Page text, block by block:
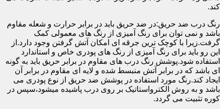
کند.
رنگ درب ضد حریق:در ضد حریق باید در برابر حرارت و شعله مقاوم
باشد و نمی توان برای رنگ آمیزی از رنگ های معمولی کمک
گرفت.زیرا با کوچک ترین جرقه ای امکان آتش گرفتن وجود دارد.از
این رو باید برای رنگ آمیزی از رنگ های پودری خاص و استاندارد
استفاده شود.پوشش رنگ درب های مقاوم در برابر حریق باید به گونه
ای باشد که در برابر آتش منبسط شده و لایه ای مقاوم در برابر آن
ایجاد کند.رنگ مورد استفاده در پوشش ضد حریق از نوع پودری می
باشد و به روش الکترواستاتیک بر روی درب پاشیده میشود،سپس در
کوره تثبیت می گردد.